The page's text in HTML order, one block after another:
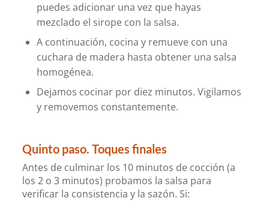
puedes adicionar una vez que hayas
mezclado el sirope con la salsa.
A continuación, cocina y remueve con una
cuchara de madera hasta obtener una salsa
homogénea.
Dejamos cocinar por diez minutos. Vigilamos
y removemos constantemente.
Quinto paso. Toques finales
Antes de culminar los 10 minutos de cocción (a
los 2 o 3 minutos) probamos la salsa para
verificar la consistencia y la sazón. Si: